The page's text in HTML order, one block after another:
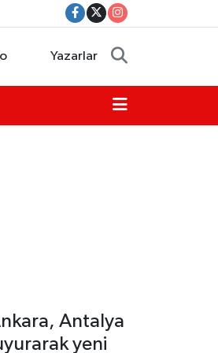
Yazarlar
Antalya
yeni